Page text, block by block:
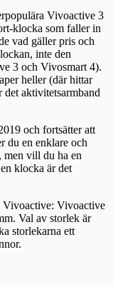
Vivoactive 3
klocka som faller in
vad gäller pris och
inte den
3 och Vivosmart 4).
heller (där hittar
aktivitetsarmband
och fortsätter att
du en enklare och
men vill du ha en
klocka är det
Vivoactive: Vivoactive
Val av storlek är
storlekarna ett